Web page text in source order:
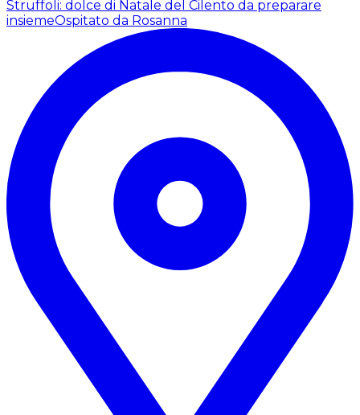
Struffoli: dolce di Natale del Cilento da preparare
insiemeOspitato da Rosanna